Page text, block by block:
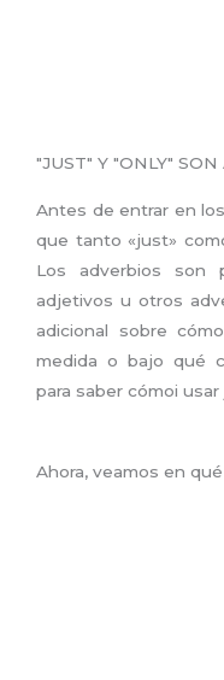
"JUST" Y "ONLY"
Antes de entrar en
que tanto «just»
Los adverbios son
adjetivos u otros
adicional sobre
medida o bajo qué
para saber cómoi
Ahora, veamos en